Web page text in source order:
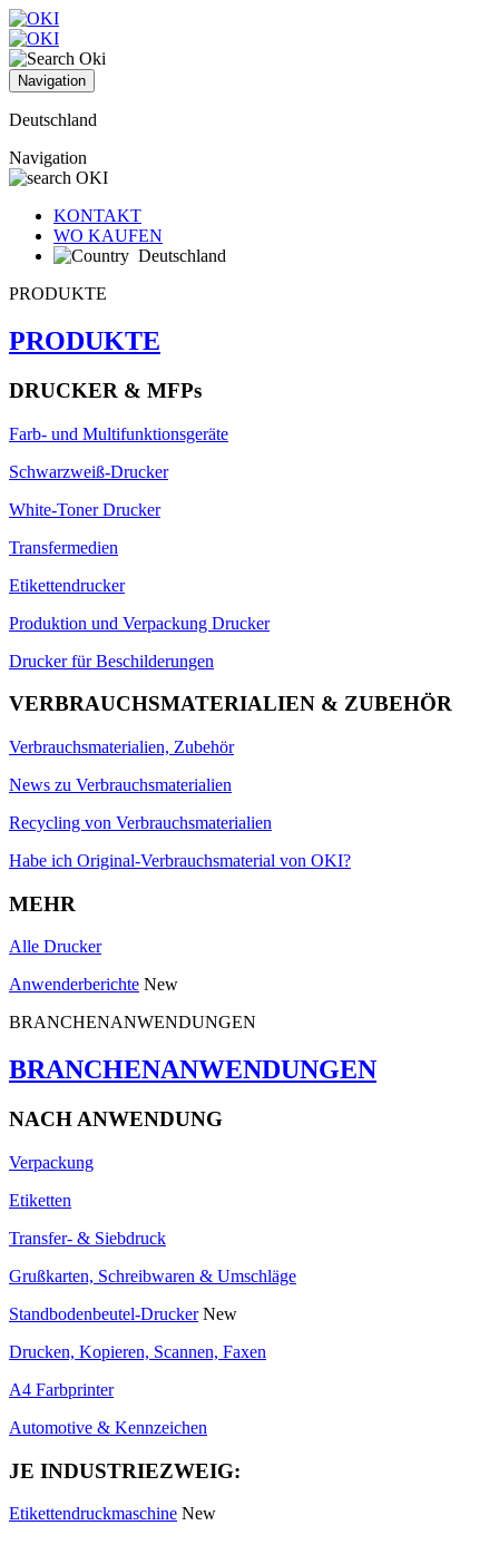
Navigation
Deutschland
Navigation
KONTAKT
WO KAUFEN
Deutschland
PRODUKTE
PRODUKTE
DRUCKER & MFPs
Farb- und Multifunktionsgeräte
Schwarzweiß-Drucker
White-Toner Drucker
Transfermedien
Etikettendrucker
Produktion und Verpackung Drucker
Drucker für Beschilderungen
VERBRAUCHSMATERIALIEN & ZUBEHÖR
Verbrauchsmaterialien, Zubehör
News zu Verbrauchsmaterialien
Recycling von Verbrauchsmaterialien
Habe ich Original-Verbrauchsmaterial von OKI?
MEHR
Alle Drucker
Anwenderberichte New
BRANCHENANWENDUNGEN
BRANCHENANWENDUNGEN
NACH ANWENDUNG
Verpackung
Etiketten
Transfer- & Siebdruck
Grußkarten, Schreibwaren & Umschläge
Standbodenbeutel-Drucker New
Drucken, Kopieren, Scannen, Faxen
A4 Farbprinter
Automotive & Kennzeichen
JE INDUSTRIEZWEIG:
Etikettendruckmaschine New